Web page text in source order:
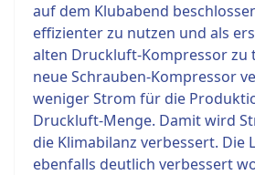
auf dem Klubabend
effizienter zu nutzen und als
alten Druckluft-Kompressor zu
neue Schrauben-Kompressor
weniger Strom für die
Druckluft-Menge. Damit wird
die Klimabilanz verbessert. Die
ebenfalls deutlich verbessert